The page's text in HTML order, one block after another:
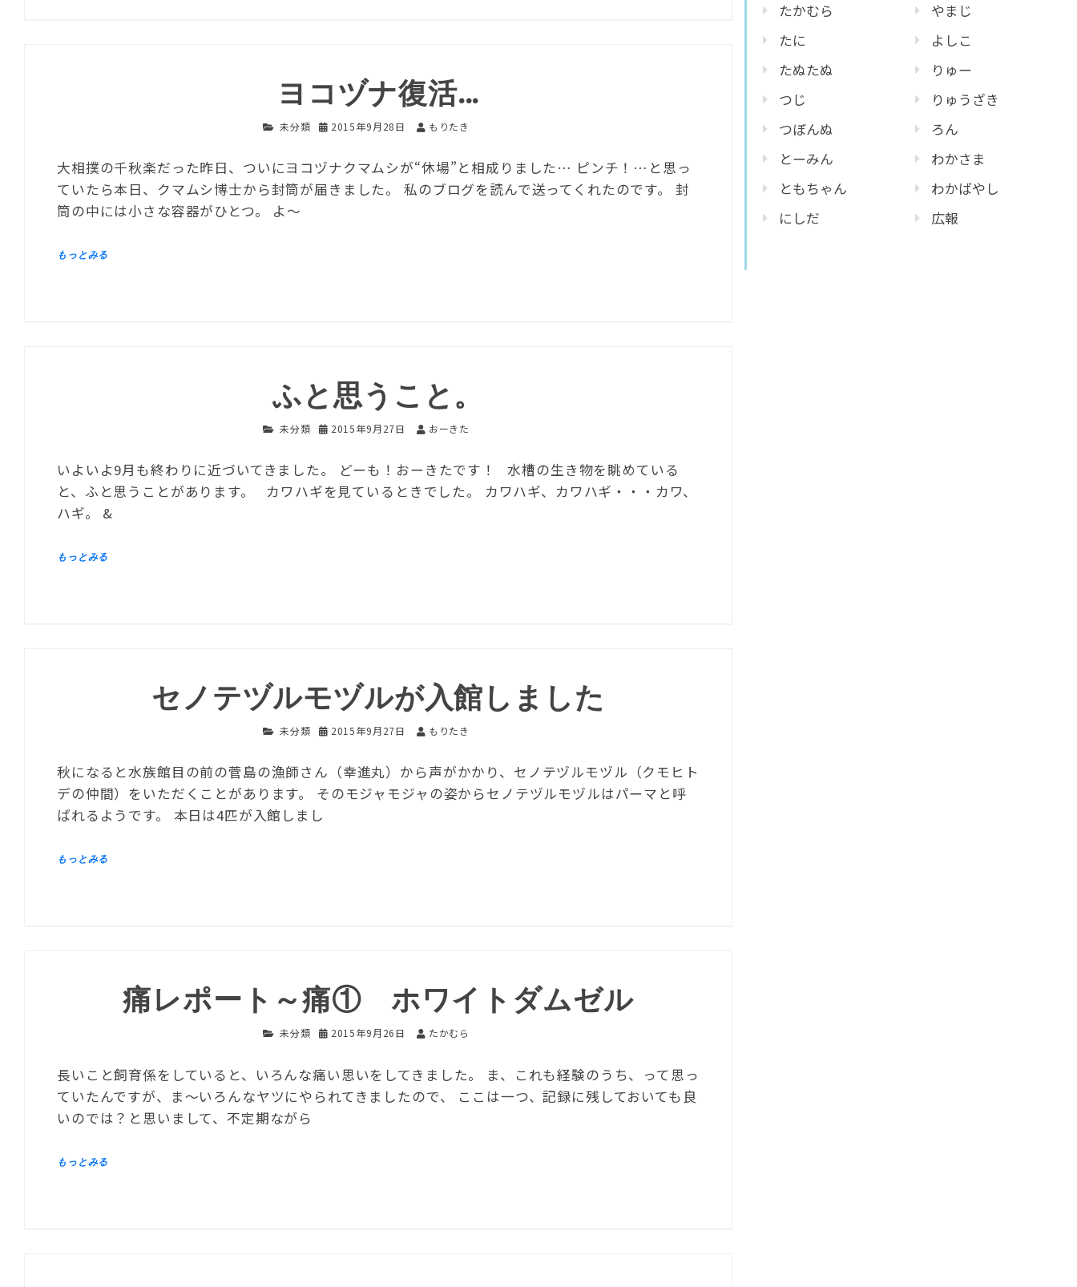
ヨコヅナ復活…
未分類 2015年9月28日 もりたき
大相撲の千秋楽だった昨日、ついにヨコヅナクマムシが“休場”と相成りました… ピンチ！…と思っ
ていたら本日、クマムシ博士から封筒が届きました。 私のブログを読んで送ってくれたのです。 封
筒の中には小さな容器がひとつ。 よ～
ふと思うこと。
未分類 2015年9月27日 おーきた
いよいよ9月も終わりに近づいてきました。 どーも！おーきたです！ 水槽の生き物を眺めている
と、ふと思うことがあります。 カワハギを見ているときでした。 カワハギ、カワハギ・・・カワ、
ハギ。 &
セノテヅルモヅルが入館しました
未分類 2015年9月27日 もりたき
秋になると水族館目の前の菅島の漁師さん（幸進丸）から声がかかり、セノテヅルモヅル（クモヒト
デの仲間）をいただくことがあります。 そのモジャモジャの姿からセノテヅルモヅルはパーマと呼
ばれるようです。 本日は4匹が入館しまし
痛レポート～痛① ホワイトダムゼル
未分類 2015年9月26日 たかむら
長いこと飼育係をしていると、いろんな痛い思いをしてきました。 ま、これも経験のうち、って思っ
ていたんですが、ま～いろんなヤツにやられてきましたので、 ここは一つ、記録に残しておいても良
いのでは？と思いまして、不定期ながら
たかむら
たに
たぬたぬ
つじ
つぼんぬ
とーみん
ともちゃん
にしだ
やまじ
よしこ
りゅー
りゅうざき
ろん
わかさま
わかばやし
広報